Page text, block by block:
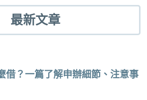
最新文章
借？一篇了解申辦細節、注意事